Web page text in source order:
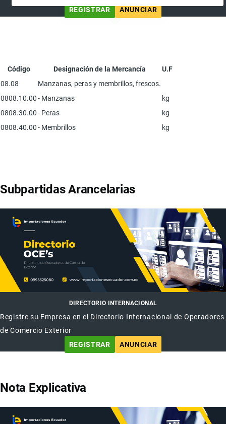
REGISTRAR
ANUNCIAR
Código Designación de la Mercancía
U.F
08.08
Manzanas, peras y membrillos, frescos.
0808.10.00- Manzanas
kg
0808.30.00- Peras
kg
0808.40.00- Membrillos kg
Subpartidas Arancelarias
DIRECTORIO INTERNACIONAL
Registre su Empresa en el Directorio Internacional de Operadores
de Comercio Exterior
REGISTRAR
ANUNCIAR
Nota Explicativa